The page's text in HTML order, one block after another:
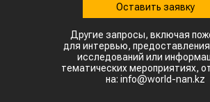
Оставить заявку
Другие запросы, включая
для интервью,
исследований или
тематических мероприятиях,
на: info@world-nan.kz